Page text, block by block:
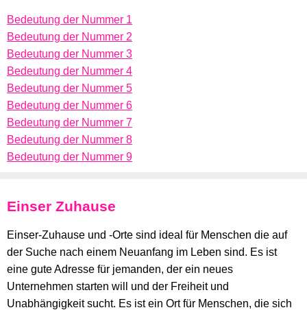
Bedeutung der Nummer 1
Bedeutung der Nummer 2
Bedeutung der Nummer 3
Bedeutung der Nummer 4
Bedeutung der Nummer 5
Bedeutung der Nummer 6
Bedeutung der Nummer 7
Bedeutung der Nummer 8
Bedeutung der Nummer 9
Einser Zuhause
Einser-Zuhause und -Orte sind ideal für Menschen die auf
der Suche nach einem Neuanfang im Leben sind. Es ist
eine gute Adresse für jemanden, der ein neues
Unternehmen starten will und der Freiheit und
Unabhängigkeit sucht. Es ist ein Ort für Menschen, die sich